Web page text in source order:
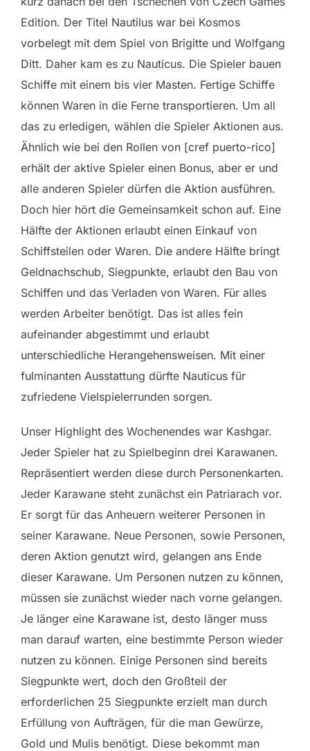
Edition. Der Titel Nautilus war bei Kosmos
vorbelegt mit dem Spiel von Brigitte und Wolfgang
Ditt. Daher kam es zu Nauticus. Die Spieler bauen
Schiffe mit einem bis vier Masten. Fertige Schiffe
können Waren in die Ferne transportieren. Um all
das zu erledigen, wählen die Spieler Aktionen aus.
Ähnlich wie bei den Rollen von [cref puerto-rico]
erhält der aktive Spieler einen Bonus, aber er und
alle anderen Spieler dürfen die Aktion ausführen.
Doch hier hört die Gemeinsamkeit schon auf. Eine
Hälfte der Aktionen erlaubt einen Einkauf von
Schiffsteilen oder Waren. Die andere Hälfte bringt
Geldnachschub, Siegpunkte, erlaubt den Bau von
Schiffen und das Verladen von Waren. Für alles
werden Arbeiter benötigt. Das ist alles fein
aufeinander abgestimmt und erlaubt
unterschiedliche Herangehensweisen. Mit einer
fulminanten Ausstattung dürfte Nauticus für
zufriedene Vielspielerrunden sorgen.
Unser Highlight des Wochenendes war Kashgar.
Jeder Spieler hat zu Spielbeginn drei Karawanen.
Repräsentiert werden diese durch Personenkarten.
Jeder Karawane steht zunächst ein Patriarach vor.
Er sorgt für das Anheuern weiterer Personen in
seiner Karawane. Neue Personen, sowie Personen,
deren Aktion genutzt wird, gelangen ans Ende
dieser Karawane. Um Personen nutzen zu können,
müssen sie zunächst wieder nach vorne gelangen.
Je länger eine Karawane ist, desto länger muss
man darauf warten, eine bestimmte Person wieder
nutzen zu können. Einige Personen sind bereits
Siegpunkte wert, doch den Großteil der
erforderlichen 25 Siegpunkte erzielt man durch
Erfüllung von Aufträgen, für die man Gewürze,
Gold und Mulis benötigt. Diese bekommt man